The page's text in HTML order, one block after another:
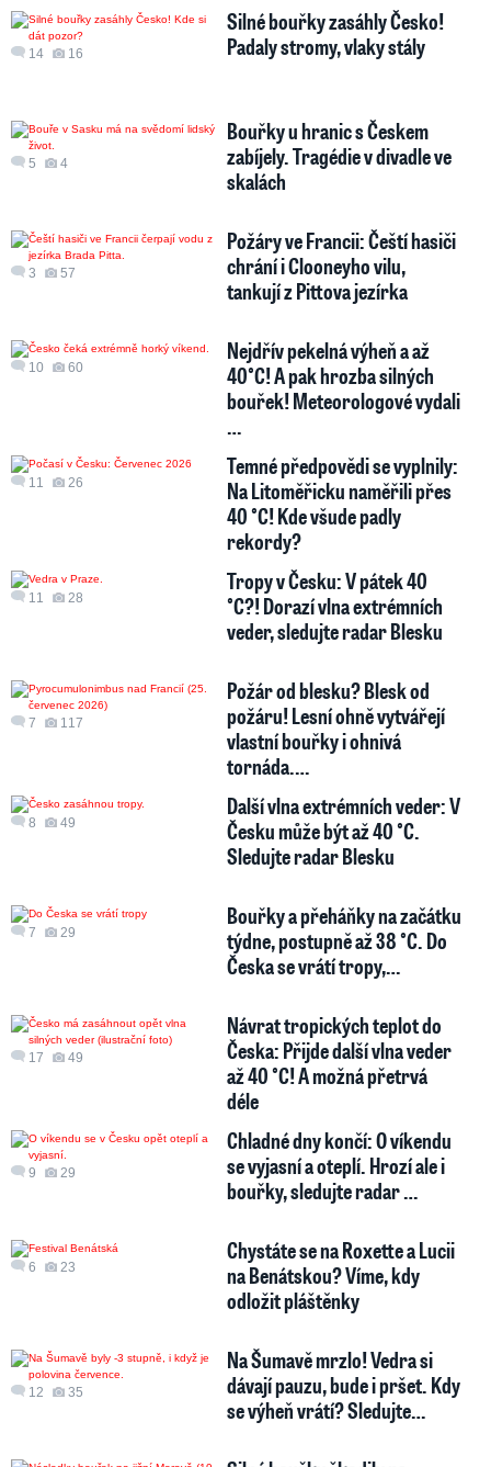
14 16
Silné bouřky zasáhly Česko!
Padaly stromy, vlaky stály
5 4
Bouřky u hranic s Českem
zabíjely. Tragédie v divadle ve
skalách
3 57
Požáry ve Francii: Čeští hasiči
chrání i Clooneyho vilu,
tankují z Pittova jezírka
10 60
Nejdřív pekelná výheň a až
40°C! A pak hrozba silných
bouřek! Meteorologové vydali
…
11 26
Temné předpovědi se vyplnily:
Na Litoměřicku naměřili přes
40 °C! Kde všude padly
rekordy?
11 28
Tropy v Česku: V pátek 40
°C?! Dorazí vlna extrémních
veder, sledujte radar Blesku
7 117
Požár od blesku? Blesk od
požáru! Lesní ohně vytvářejí
vlastní bouřky i ohnivá
tornáda.…
8 49
Další vlna extrémních veder: V
Česku může být až 40 °C.
Sledujte radar Blesku
7 29
Bouřky a přeháňky na začátku
týdne, postupně až 38 °C. Do
Česka se vrátí tropy,…
17 49
Návrat tropických teplot do
Česka: Přijde další vlna veder
až 40 °C! A možná přetrvá
déle
9 29
Chladné dny končí: O víkendu
se vyjasní a oteplí. Hrozí ale i
bouřky, sledujte radar …
6 23
Chystáte se na Roxette a Lucii
na Benátskou? Víme, kdy
odložit pláštěnky
12 35
Na Šumavě mrzlo! Vedra si
dávají pauzu, bude i pršet. Kdy
se výheň vrátí? Sledujte…